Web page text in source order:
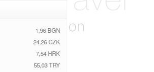
1,96 BGN
24,26 CZK
7,54 HRK
55,03 TRY